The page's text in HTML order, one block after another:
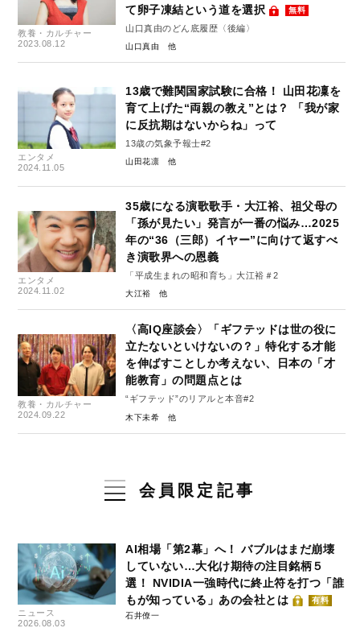
教養・カルチャー
2023.08.12
て卵子凍結という道を選択
無料
山口真由のどん底履歴〈後編〉
山口真由
エンタメ
2024.11.05
13歳で難関国家試験に合格！ 山田花凜を
育て上げた“両親の教え”とは？ 「我が家
に反抗期はないからね」って
13歳の気象予報士#2
山田花凛
エンタメ
2024.11.02
35歳になる演歌歌手・大江裕、祖父母の
「孫が見たい」発言が一番の悩み…2025
年の“36（三郎）イヤー”に向けて返すべ
き演歌界への恩義
「平成生まれの昭和育ち」大江裕＃2
大江裕
教養・カルチャー
2024.09.22
〈高IQ座談会〉「ギフテッドは世の役に
立たないといけないの？」特化する才能
を伸ばすことしか考えない、日本の「才
能教育」の問題点とは
“ギフテッド”のリアルと本音#2
木下未希
会員限定記事
ニュース
2026.08.03
AI相場「第2幕」へ！ バブルはまだ崩壊
していない…大化け期待の注目銘柄５
選！ NVIDIA一強時代に終止符を打つ「誰
もが知っている」あの会社とは
有料
石井僚一